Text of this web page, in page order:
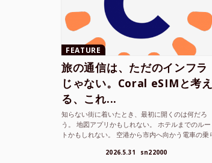
FEATURE
旅の通信は、ただのインフラ
じゃない。Coral eSIMと考え
る、これ...
知らない街に着いたとき、最初に開くのは何だろ
う。 地図アプリかもしれない。 ホテルまでのルー
トかもしれない。 空港から市内へ向かう電車の乗り
方かもしれない。 あるいは、ひとまず音楽を流し
て、その街の空...2026.5.31 sn22000